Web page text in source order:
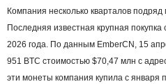
Компания несколько кварталов
Последняя известная крупная
2026 года. По данным EmberCN, 15
951 BTC стоимостью $70,47 млн с
эти монеты компания купила с января